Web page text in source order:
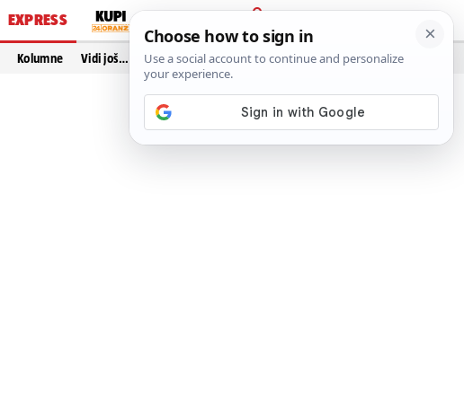
EXPRESS
PRIJAVA
Kolumne Vidi još…